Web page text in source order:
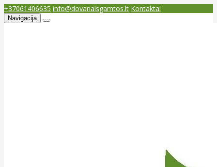
+37061406635 info@dovanaisgamtos.lt Kontaktai
Navigacija